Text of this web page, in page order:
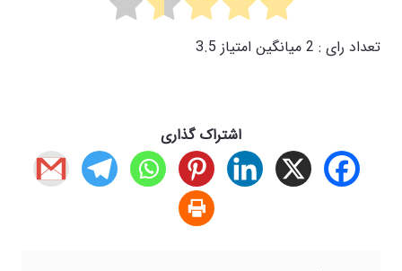
تعداد رای : 2 میانگین امتیاز 3.5
اشتراک گذاری